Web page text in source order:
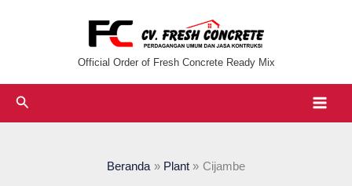
Official Order of Fresh Concrete Ready Mix
Cari
Beranda Plant Cijambe